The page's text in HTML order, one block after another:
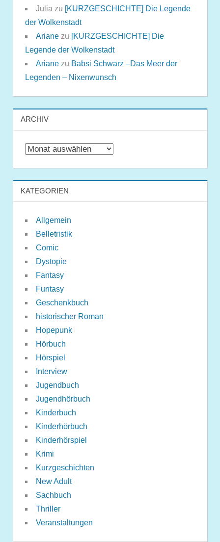
Julia zu [KURZGESCHICHTE] Die Legende
der Wolkenstadt
Arianezu [KURZGESCHICHTE] Die
Legende der Wolkenstadt
Arianezu Babsi Schwarz –Das Meer der
Legenden – Nixenwunsch
ARCHIV
Archiv
KATEGORIEN
Allgemein
Belletristik
Comic
Dystopie
Fantasy
Funtasy
Geschenkbuch
historischer Roman
Hopepunk
Hörbuch
Hörspiel
Interview
Jugendbuch
Jugendhörbuch
Kinderbuch
Kinderhörbuch
Kinderhörspiel
Krimi
Kurzgeschichten
New Adult
Sachbuch
Thriller
Veranstaltungen